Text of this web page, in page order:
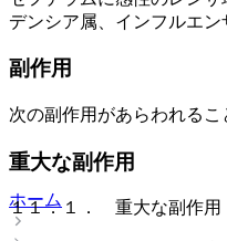
デンシア属、インフルエン
副作用
次の副作用があらわれる
重大な副作用
１１．１． 重大な副作用
ホーム